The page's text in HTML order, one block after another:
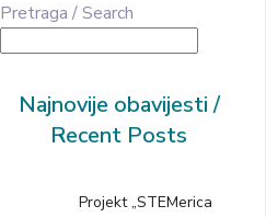
Pretraga / Search
Najnovije obavijesti /
Recent Posts
Projekt „STEMerica